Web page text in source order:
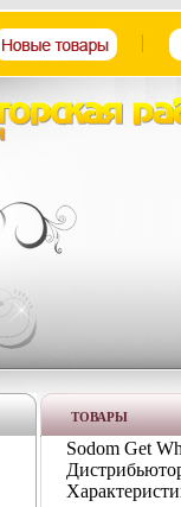
ТОВАРЫ
Sodom Get